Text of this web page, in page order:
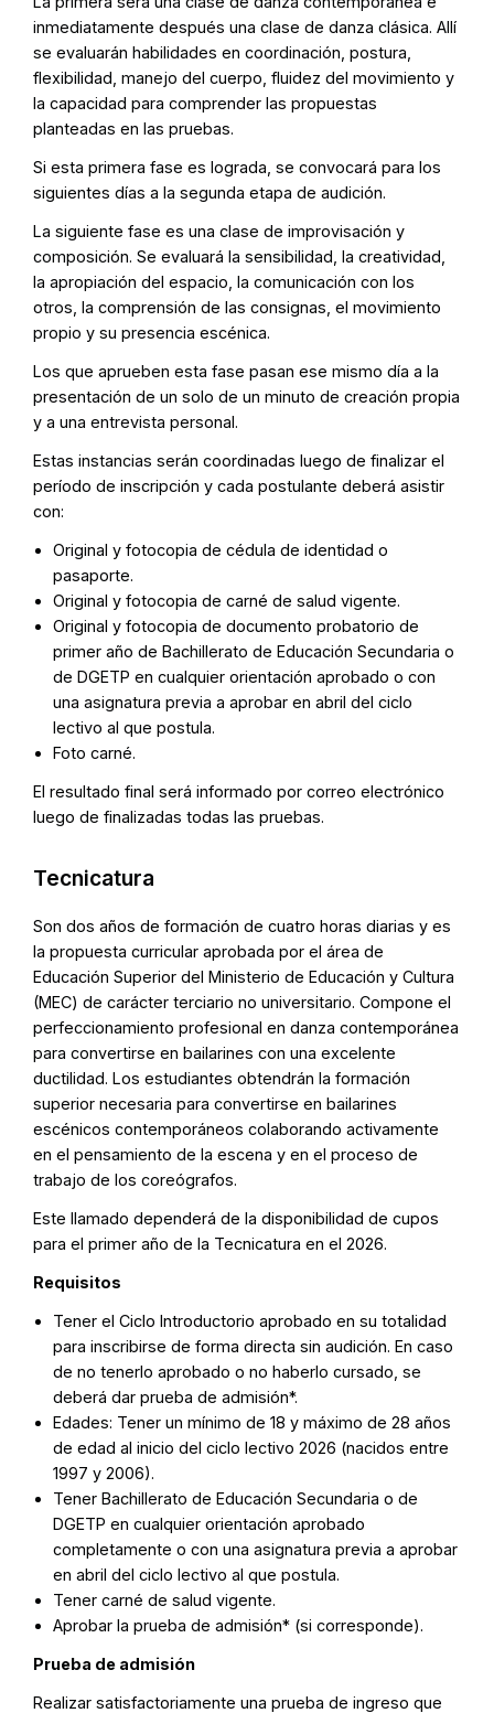
inmediatamente después una clase de danza clásica. Allí
se evaluarán habilidades en coordinación, postura,
flexibilidad, manejo del cuerpo, fluidez del movimiento y
la capacidad para comprender las propuestas
planteadas en las pruebas.
Si esta primera fase es lograda, se convocará para los
siguientes días a la segunda etapa de audición.
La siguiente fase es una clase de improvisación y
composición. Se evaluará la sensibilidad, la creatividad,
la apropiación del espacio, la comunicación con los
otros, la comprensión de las consignas, el movimiento
propio y su presencia escénica.
Los que aprueben esta fase pasan ese mismo día a la
presentación de un solo de un minuto de creación propia
y a una entrevista personal.
Estas instancias serán coordinadas luego de finalizar el
período de inscripción y cada postulante deberá asistir
con:
Original y fotocopia de cédula de identidad o
pasaporte.
Original y fotocopia de carné de salud vigente.
Original y fotocopia de documento probatorio de
primer año de Bachillerato de Educación Secundaria o
de DGETP en cualquier orientación aprobado o con
una asignatura previa a aprobar en abril del ciclo
lectivo al que postula.
Foto carné.
El resultado final será informado por correo electrónico
luego de finalizadas todas las pruebas.
Tecnicatura
Son dos años de formación de cuatro horas diarias y es
la propuesta curricular aprobada por el área de
Educación Superior del Ministerio de Educación y Cultura
(MEC) de carácter terciario no universitario. Compone el
perfeccionamiento profesional en danza contemporánea
para convertirse en bailarines con una excelente
ductilidad. Los estudiantes obtendrán la formación
superior necesaria para convertirse en bailarines
escénicos contemporáneos colaborando activamente
en el pensamiento de la escena y en el proceso de
trabajo de los coreógrafos.
Este llamado dependerá de la disponibilidad de cupos
para el primer año de la Tecnicatura en el 2026.
Requisitos
Tener el Ciclo Introductorio aprobado en su totalidad
para inscribirse de forma directa sin audición. En caso
de no tenerlo aprobado o no haberlo cursado, se
deberá dar prueba de admisión*.
Edades: Tener un mínimo de 18 y máximo de 28 años
de edad al inicio del ciclo lectivo 2026 (nacidos entre
1997 y 2006).
Tener Bachillerato de Educación Secundaria o de
DGETP en cualquier orientación aprobado
completamente o con una asignatura previa a aprobar
en abril del ciclo lectivo al que postula.
Tener carné de salud vigente.
Aprobar la prueba de admisión* (si corresponde).
Prueba de admisión
Realizar satisfactoriamente una prueba de ingreso que